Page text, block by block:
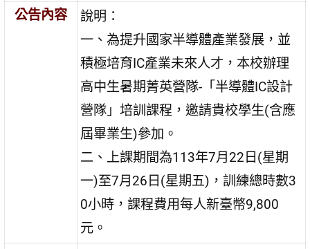
公告內容
說明：
一、為提升國家半導體產業發展，並
積極培育IC產業未來人才，本校辦理
高中生暑期菁英營隊-「半導體IC設計
營隊」培訓課程，邀請貴校學生(含應
屆畢業生)參加。
二、上課期間為113年7月22日(星期
一)至7月26日(星期五)，訓練總時數3
0小時，課程費用每人新臺幣9,800
元。